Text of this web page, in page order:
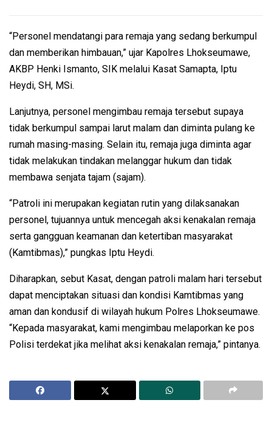
“Personel mendatangi para remaja yang sedang berkumpul
dan memberikan himbauan,” ujar Kapolres Lhokseumawe,
AKBP Henki Ismanto, SIK melalui Kasat Samapta, Iptu
Heydi, SH, MSi.
Lanjutnya, personel mengimbau remaja tersebut supaya
tidak berkumpul sampai larut malam dan diminta pulang ke
rumah masing-masing. Selain itu, remaja juga diminta agar
tidak melakukan tindakan melanggar hukum dan tidak
membawa senjata tajam (sajam).
“Patroli ini merupakan kegiatan rutin yang dilaksanakan
personel, tujuannya untuk mencegah aksi kenakalan remaja
serta gangguan keamanan dan ketertiban masyarakat
(Kamtibmas),” pungkas Iptu Heydi.
Diharapkan, sebut Kasat, dengan patroli malam hari tersebut
dapat menciptakan situasi dan kondisi Kamtibmas yang
aman dan kondusif di wilayah hukum Polres Lhokseumawe.
“Kepada masyarakat, kami mengimbau melaporkan ke pos
Polisi terdekat jika melihat aksi kenakalan remaja,” pintanya.